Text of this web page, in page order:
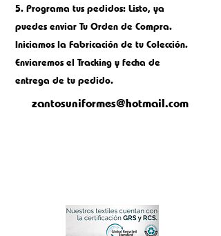
5. Programa tus pedidos: Listo, ya
puedes enviar Tu Orden de Compra.
Iniciamos la Fabricación de tu Colección.
Enviaremos el Tracking y fecha de
entrega de tu pedido.
zantosuniformes@hotmail.com